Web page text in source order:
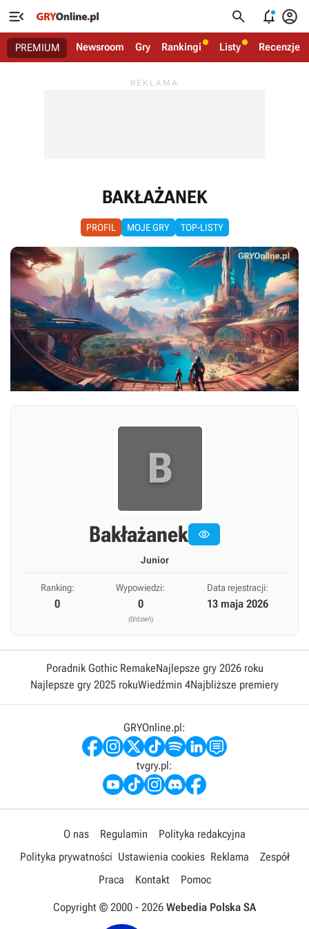
   
PREMIUM Newsroom Gry Rankingi Listy Recenzje
BAKŁAŻANEK
PROFIL MOJE GRY TOP-LISTY
B
Bakłażanek 
Junior
Ranking:
0
Wypowiedzi:
0
(0/dzień)
Data rejestracji:
13 maja 2026
Poradnik Gothic RemakeNajlepsze gry 2026 roku
Najlepsze gry 2025 rokuWiedźmin 4Najbliższe premiery
GRYOnline.pl:
tvgry.pl:
O nas Regulamin
Polityka redakcyjna
Polityka prywatności Ustawienia cookies Reklama
Zespół
Praca
Kontakt Pomoc
Copyright © 2000 - 2026 Webedia Polska SA